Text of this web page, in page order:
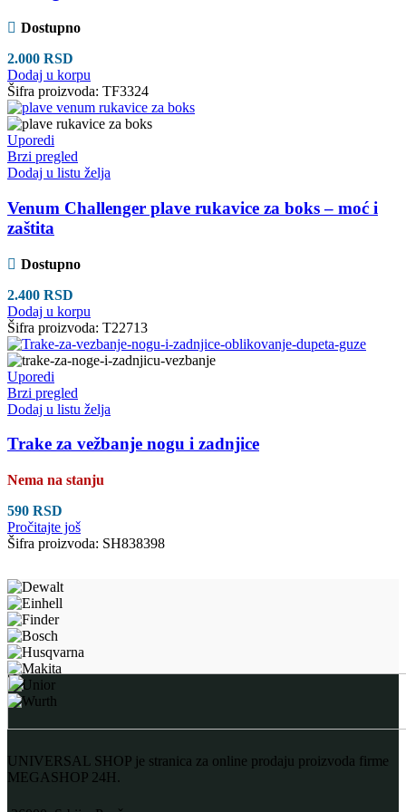
Dostupno
2.000 RSD
Dodaj u korpu
Šifra proizvoda: TF3324
Uporedi
Brzi pregled
Dodaj u listu želja
Venum Challenger plave rukavice za boks – moć i
zaštita
Dostupno
2.400 RSD
Dodaj u korpu
Šifra proizvoda: T22713
Uporedi
Brzi pregled
Dodaj u listu želja
Trake za vežbanje nogu i zadnjice
Nema na stanju
590 RSD
Pročitajte još
Šifra proizvoda: SH838398
UNIVERSAL SHOP je stranica za online prodaju proizvoda firme
MEGASHOP 24H.